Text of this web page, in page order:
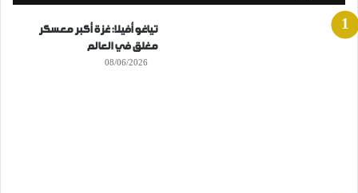
تياغو أفيلا: غزة أكبر معسكر
مغلق في العالم
08/06/2026